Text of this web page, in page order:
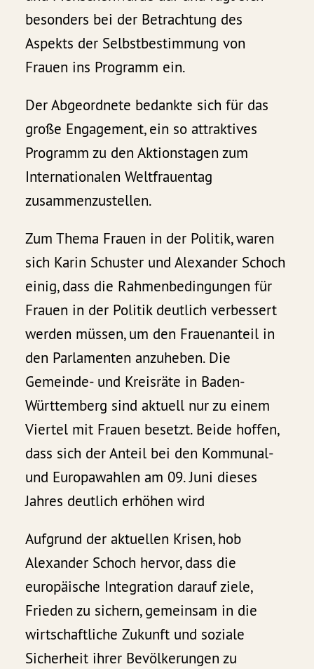
besonders bei der Betrachtung des
Aspekts der Selbstbestimmung von
Frauen ins Programm ein.
Der Abgeordnete bedankte sich für das
große Engagement, ein so attraktives
Programm zu den Aktionstagen zum
Internationalen Weltfrauentag
zusammenzustellen.
Zum Thema Frauen in der Politik, waren
sich Karin Schuster und Alexander Schoch
einig, dass die Rahmenbedingungen für
Frauen in der Politik deutlich verbessert
werden müssen, um den Frauenanteil in
den Parlamenten anzuheben. Die
Gemeinde- und Kreisräte in Baden-
Württemberg sind aktuell nur zu einem
Viertel mit Frauen besetzt. Beide hoffen,
dass sich der Anteil bei den Kommunal-
und Europawahlen am 09. Juni dieses
Jahres deutlich erhöhen wird
Aufgrund der aktuellen Krisen, hob
Alexander Schoch hervor, dass die
europäische Integration darauf ziele,
Frieden zu sichern, gemeinsam in die
wirtschaftliche Zukunft und soziale
Sicherheit ihrer Bevölkerungen zu